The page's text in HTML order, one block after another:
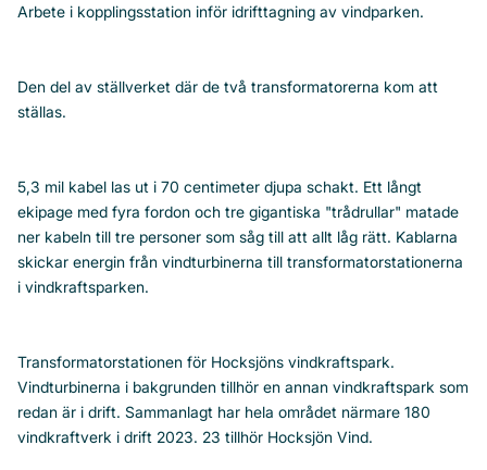
Arbete i kopplingsstation inför idrifttagning av vindparken.
Den del av ställverket där de två transformatorerna kom att
ställas.
5,3 mil kabel las ut i 70 centimeter djupa schakt. Ett långt
ekipage med fyra fordon och tre gigantiska "trådrullar" matade
ner kabeln till tre personer som såg till att allt låg rätt. Kablarna
skickar energin från vindturbinerna till transformatorstationerna
i vindkraftsparken.
Transformatorstationen för Hocksjöns vindkraftspark.
Vindturbinerna i bakgrunden tillhör en annan vindkraftspark som
redan är i drift. Sammanlagt har hela området närmare 180
vindkraftverk i drift 2023. 23 tillhör Hocksjön Vind.